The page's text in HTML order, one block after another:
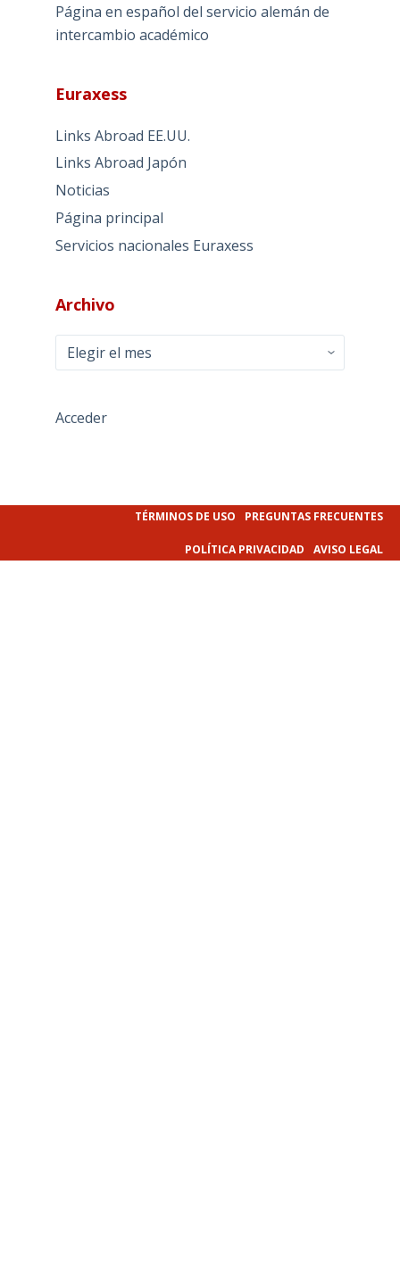
Página en español del servicio alemán de
intercambio académico
Euraxess
Links Abroad EE.UU.
Links Abroad Japón
Noticias
Página principal
Servicios nacionales Euraxess
Archivo
Archivo
Acceder
TÉRMINOS DE USO PREGUNTAS FRECUENTES
POLÍTICA PRIVACIDAD AVISO LEGAL